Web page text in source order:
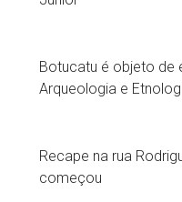
Botucatu é objeto de
Arqueologia e
Recape na rua
começou